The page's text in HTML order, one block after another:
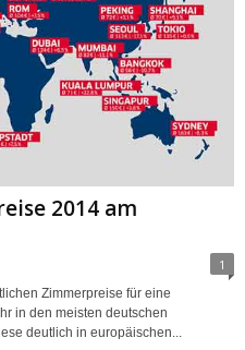
2014 am
1
Zimmerpreise für eine
in den meisten deutschen
deutlich in europäischen...